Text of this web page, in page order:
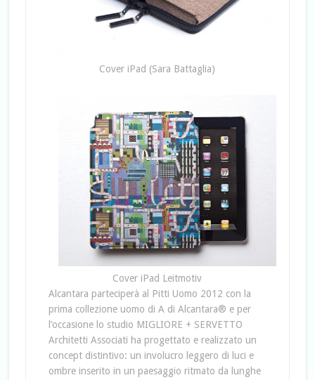
Cover iPad (Sara Battaglia)
Cover iPad Leitmotiv
Alcantara parteciperà al Pitti Uomo 2012 con la
prima collezione uomo di A di Alcantara® e per
l’occasione lo studio MIGLIORE + SERVETTO
Architetti Associati ha progettato e realizzato un
concept distintivo: un involucro leggero di luci e
ombre inserito in un paesaggio ritmato da lunghe